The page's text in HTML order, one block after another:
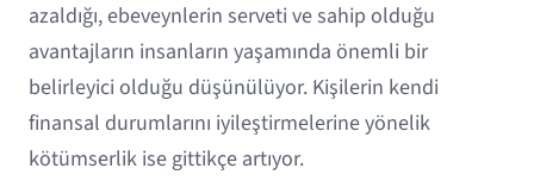
azaldığı, ebeveynlerin serveti ve sahip olduğu
avantajların insanların yaşamında önemli bir
belirleyici olduğu düşünülüyor. Kişilerin kendi
finansal durumlarını iyileştirmelerine yönelik
kötümserlik ise gittikçe artıyor.